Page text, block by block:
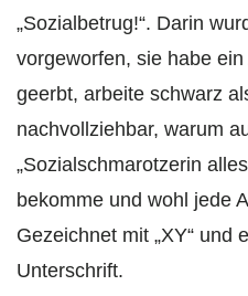
„Sozialbetrug!“. Darin
vorgeworfen, sie habe
geerbt, arbeite schwarz
nachvollziehbar, warum
„Sozialschmarotzerin
bekomme und wohl jede
Gezeichnet mit „XY“ und
Unterschrift.